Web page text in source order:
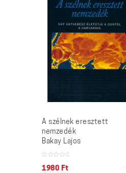
A szélnek eresztett
nemzedék
Bakay Lajos
1980 Ft